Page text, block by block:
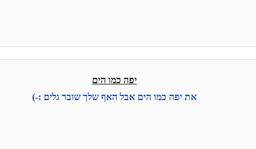
יפה כמו הים
את יפה כמו הים אבל האף שלך שובר גלים :-)